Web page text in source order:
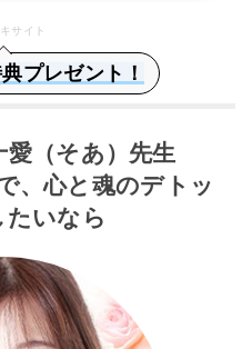
サイト
プレゼント！
愛（そあ）先生
、心と魂のデトッ
たいなら